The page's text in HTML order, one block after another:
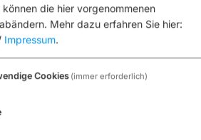
die hier vorgenommenen
Mehr dazu erfahren Sie hier:
Impressum.
Cookies (immer erforderlich)